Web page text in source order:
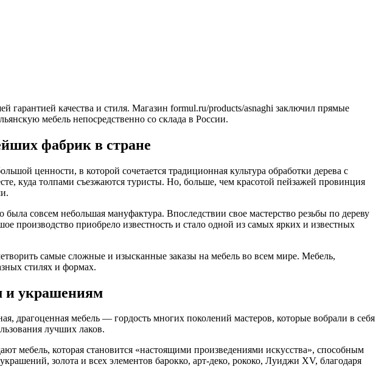
гарантией качества и стиля. Магазин formul.ru/products/asnaghi заключил прямые
мебель непосредственно со склада в России.
фабрик в стране
ценности, в которой сочетается традиционная культура обработки дерева с
куда толпами съезжаются туристы. Но, больше, чем красотой пейзажей провинция
совсем небольшая мануфактура. Впоследствии свое мастерство резьбы по дереву
производство приобрело известность и стало одной из самых ярких и известных
самые сложные и изысканные заказы на мебель во всем мире. Мебель,
стилях и формах.
и украшениям
драгоценная мебель — гордость многих поколений мастеров, которые вобрали в себя
лучших лаков.
мебель, которая становится «настоящими произведениями искусства», способным
золота и всех элементов барокко, арт-деко, рококо, Луиджи XV, благодаря